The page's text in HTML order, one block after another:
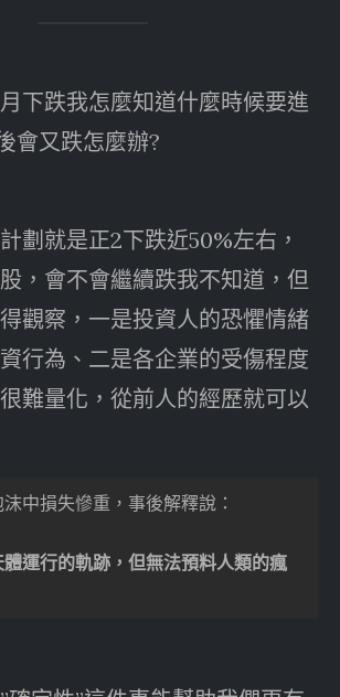
下跌我怎麼知道什麼時候要進
會又跌怎麼辦?
劃就是正2下跌近50%左右，
，會不會繼續跌我不知道，但
觀察，一是投資人的恐懼情緒
行為、二是各企業的受傷程度
難量化，從前人的經歷就可以
中損失慘重，事後解釋說：
體運行的軌跡，但無法預料人類的瘋